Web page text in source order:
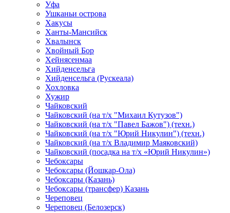
Уфа
Ушканьи острова
Хакусы
Ханты-Мансийск
Хвалынск
Хвойный Бор
Хейнясенмаа
Хийденсельга
Хийденсельга (Рускеала)
Хохловка
Хужир
Чайковский
Чайковский (на т/х "Михаил Кутузов")
Чайковский (на т/х "Павел Бажов") (техн.)
Чайковский (на т/х "Юрий Никулин") (техн.)
Чайковский (на т/х Владимир Маяковский)
Чайковский (посадка на т/х «Юрий Никулин»)
Чебоксары
Чебоксары (Йошкар-Ола)
Чебоксары (Казань)
Чебоксары (трансфер) Казань
Череповец
Череповец (Белозерск)